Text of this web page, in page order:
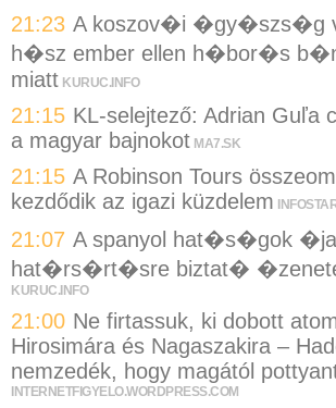
21:23 A koszov�i �gy�szs�g
h�sz ember ellen h�bor�s
miatt KURUC.INFO
21:15 KL-selejtező: Adrian Guľa
a magyar bajnokot MA7.SK
21:15 A Robinson Tours
kezdődik az igazi küzdelem
21:07 A spanyol hat�s�gok
hat�rs�rt�sre biztat�
KURUC.INFO
21:00 Ne firtassuk, ki dobott
Hirosimára és Nagaszakira –
nemzedék, hogy magától
INTERNETFIGYELO.WORDPRESS.COM